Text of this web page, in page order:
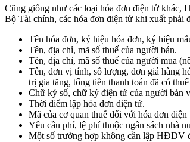
Cũng giống như các loại hóa đơn điện tử khác,
Bộ Tài chính, các hóa đơn điện tử khi xuất phải
Tên hóa đơn, ký hiệu hóa đơn, ký hiệu
Tên, địa chỉ, mã số thuế của người bán.
Tên, địa chỉ, mã số thuế của người mua
Tên, đơn vị tính, số lượng, đơn giá hàng
trị gia tăng, tổng tiền thanh toán đã có
Chữ ký số, chữ ký điện tử của người bán
Thời điểm lập hóa đơn điện tử.
Mã của cơ quan thuế đối với hóa đơn điện
Yêu cầu phí, lệ phí thuộc ngân sách nhà
Một số trường hợp không cần lập HĐDV